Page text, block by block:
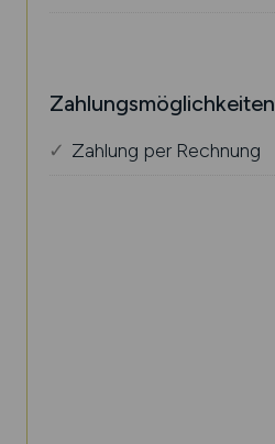
Zahlungsmöglichkeiten
Zahlung per Rechnung